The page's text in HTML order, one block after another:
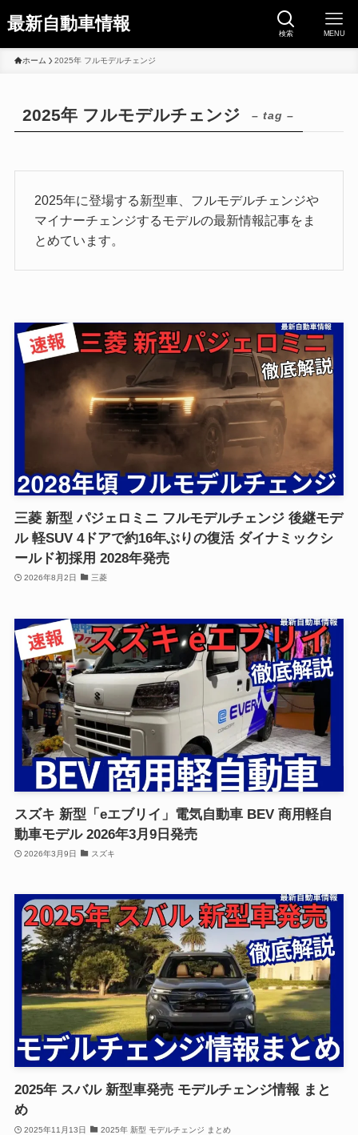
最新自動車情報 検索 MENU
ホーム 2025年 フルモデルチェンジ
2025年 フルモデルチェンジ – tag –
2025年に登場する新型車、フルモデルチェンジや
マイナーチェンジするモデルの最新情報記事をま
とめています。
三菱 新型 パジェロミニ フルモデルチェンジ 後継モデ
ル 軽SUV 4ドアで約16年ぶりの復活 ダイナミックシ
ールド初採用 2028年発売
2026年8月2日 三菱
スズキ 新型「eエブリイ」電気自動車 BEV 商用軽自
動車モデル 2026年3月9日発売
2026年3月9日 スズキ
2025年 スバル 新型車発売 モデルチェンジ情報 まと
め
2025年11月13日 2025年 新型 モデルチェンジ まとめ